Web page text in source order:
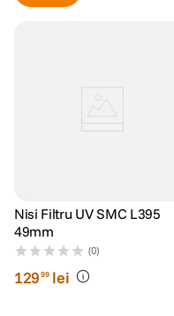
Nisi Filtru UV SMC L395
49mm
(0)
12999 lei